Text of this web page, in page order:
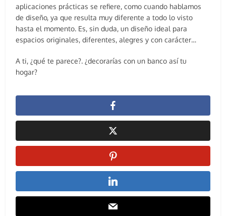
aplicaciones prácticas se refiere, como cuando hablamos
de diseño, ya que resulta muy diferente a todo lo visto
hasta el momento. Es, sin duda, un diseño ideal para
espacios originales, diferentes, alegres y con carácter…
A ti, ¿qué te parece?. ¿decorarías con un banco así tu
hogar?